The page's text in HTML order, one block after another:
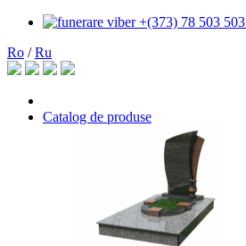
+(373) 78 503 503
Ro /Ru
Catalog de produse